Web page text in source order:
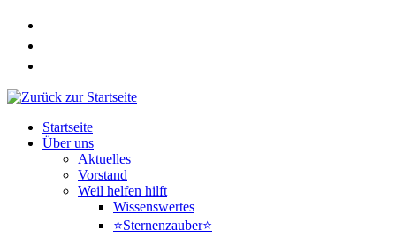
Zum
springen
Startseite
Über uns
Aktuelles
Vorstand
Weil helfen hilft
Wissenswertes
⭐Sternenzauber⭐